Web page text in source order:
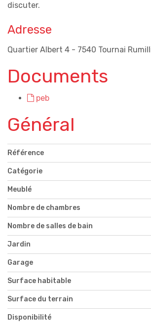
discuter.
Adresse
Quartier Albert 4 - 7540 Tournai
Documents
peb
Général
Référence
Catégorie
Meublé
Nombre de chambres
Nombre de salles de bain
Jardin
Garage
Surface habitable
Surface du terrain
Disponibilité